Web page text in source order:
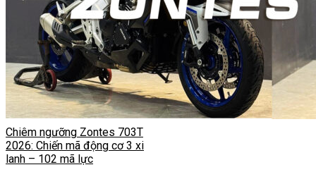
Chiêm ngưỡng Zontes 703T
2026: Chiến mã động cơ 3 xi
lanh – 102 mã lực